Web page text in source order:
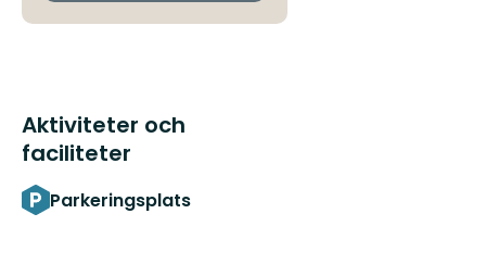
Aktiviteter och
faciliteter
Parkeringsplats